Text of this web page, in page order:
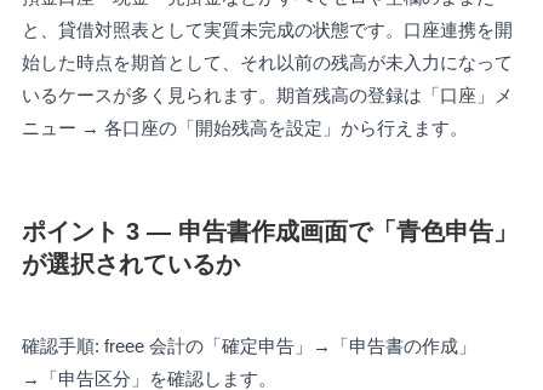
と、貸借対照表として実質未完成の状態です。口座連携を開
始した時点を期首として、それ以前の残高が未入力になって
いるケースが多く見られます。期首残高の登録は「口座」メ
ニュー → 各口座の「開始残高を設定」から行えます。
ポイント 3 — 申告書作成画面で「青色申告」
が選択されているか
確認手順: freee 会計の「確定申告」→「申告書の作成」
→「申告区分」を確認します。